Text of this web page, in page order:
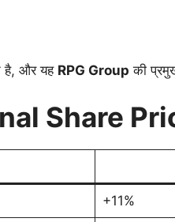
है, और यह RPG Group की
Share
+11%